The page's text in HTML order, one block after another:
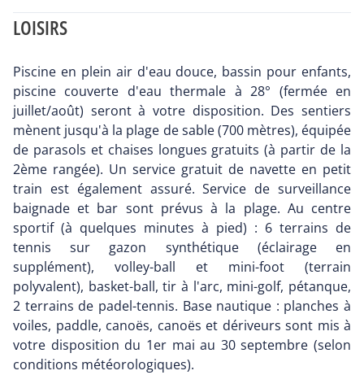
LOISIRS
Piscine en plein air d'eau douce, bassin pour enfants,
piscine couverte d'eau thermale à 28° (fermée en
juillet/août) seront à votre disposition. Des sentiers
mènent jusqu'à la plage de sable (700 mètres), équipée
de parasols et chaises longues gratuits (à partir de la
2ème rangée). Un service gratuit de navette en petit
train est également assuré. Service de surveillance
baignade et bar sont prévus à la plage. Au centre
sportif (à quelques minutes à pied) : 6 terrains de
tennis sur gazon synthétique (éclairage en
supplément), volley-ball et mini-foot (terrain
polyvalent), basket-ball, tir à l'arc, mini-golf, pétanque,
2 terrains de padel-tennis. Base nautique : planches à
voiles, paddle, canoës, canoës et dériveurs sont mis à
votre disposition du 1er mai au 30 septembre (selon
conditions météorologiques).